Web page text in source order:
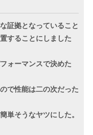
証拠となっていること
することにしました
ォーマンスで決めた
で性能は二の次だった
単そうなヤツにした。